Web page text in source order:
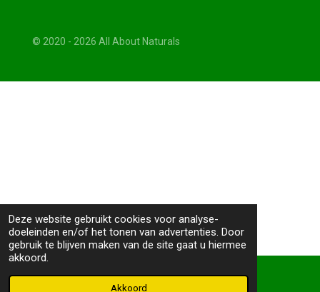
Deze website gebruikt cookies voor analyse-
doeleinden en/of het tonen van advertenties. Door
gebruik te blijven maken van de site gaat u hiermee
akkoord.
Akkoord
© 2020 - 2026 All About Naturals